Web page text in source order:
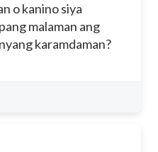
o kanino siya
malaman ang
karamdaman?